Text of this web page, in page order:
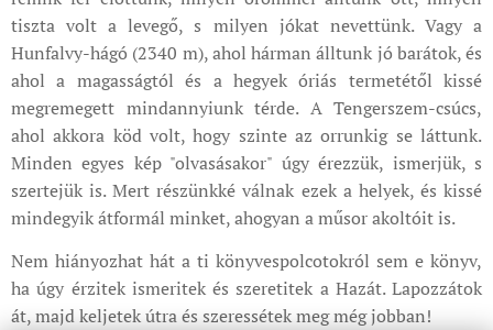
tiszta volt a levegő, s milyen jókat nevettünk. Vagy a
Hunfalvy-hágó (2340 m), ahol hárman álltunk jó barátok, és
ahol a magasságtól és a hegyek óriás termetétől kissé
megremegett mindannyiunk térde. A Tengerszem-csúcs,
ahol akkora köd volt, hogy szinte az orrunkig se láttunk.
Minden egyes kép "olvasásakor" úgy érezzük, ismerjük, s
szertejük is. Mert részünkké válnak ezek a helyek, és kissé
mindegyik átformál minket, ahogyan a műsor akoltóit is.
Nem hiányozhat hát a ti könyvespolcotokról sem e könyv,
ha úgy érzitek ismeritek és szeretitek a Hazát. Lapozzátok
át, majd keljetek útra és szeressétek meg még jobban!